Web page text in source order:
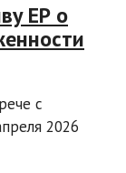
ЕР о
с
2026